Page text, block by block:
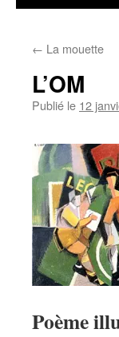
← La mouette
L’OM
Publié le 12
Poème